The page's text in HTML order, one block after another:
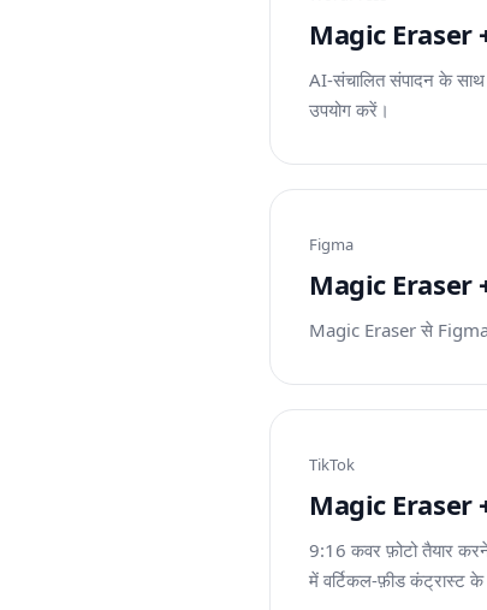
Magic Eraser +
AI-संचालित संपादन के साथ
उपयोग करें।
Figma
Magic Eraser +
Magic Eraser से Figma
TikTok
Magic Eraser +
9:16 कवर फ़ोटो तैयार
में वर्टिकल-फ़ीड कंट्रास्ट के